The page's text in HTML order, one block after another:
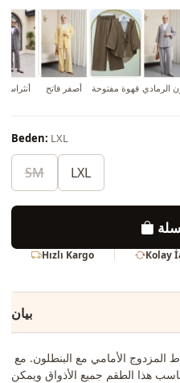
أنثراسايت أصفر فاتح قهوة مفتوحة الرمادي
Beden: LXL
SM LXL
Hızlı Kargo Kolay
بيان
هذا الطقم جميع الأذواق ويمكن